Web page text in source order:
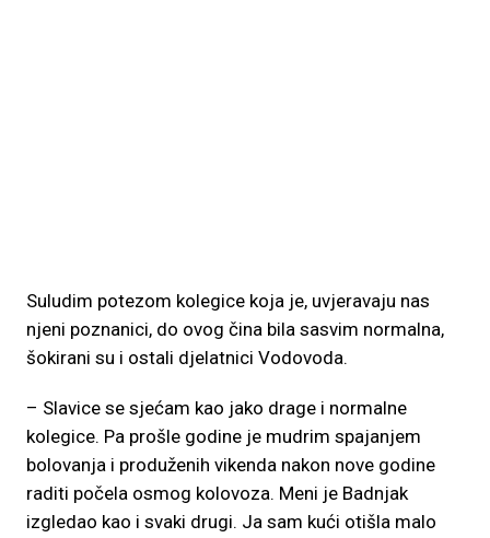
Suludim potezom kolegice koja je, uvjeravaju nas
njeni poznanici, do ovog čina bila sasvim normalna,
šokirani su i ostali djelatnici Vodovoda.
– Slavice se sjećam kao jako drage i normalne
kolegice. Pa prošle godine je mudrim spajanjem
bolovanja i produženih vikenda nakon nove godine
raditi počela osmog kolovoza. Meni je Badnjak
izgledao kao i svaki drugi. Ja sam kući otišla malo